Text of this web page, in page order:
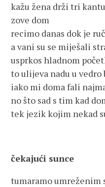
kažu žena drži tri
zove dom
recimo danas dok je
a vani su se miješali
usprkos hladnom
to ulijeva nadu u
iako mi doma fali
no što sad s tim kad
tek jezik kojim nekad
čekajući sunce
tumaramo umreženim